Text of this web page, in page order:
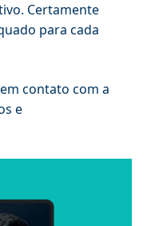
Certamente
para cada
contato com a
e